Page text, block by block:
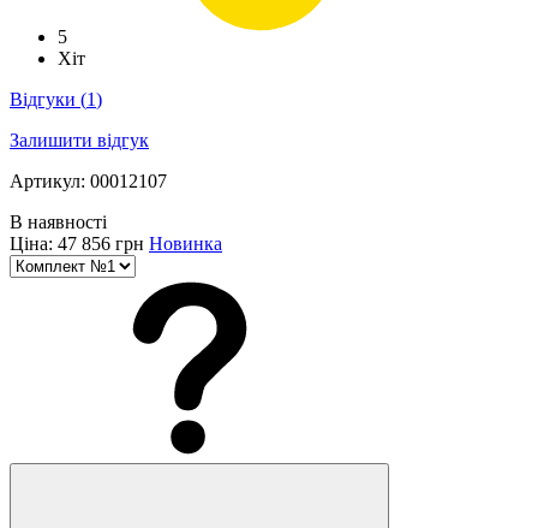
5
Хіт
Відгуки (1)
Залишити відгук
Артикул: 00012107
В наявності
Ціна: 47 856 грн Новинка